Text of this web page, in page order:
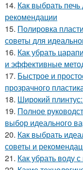
14. Как выбрать
рекомендации
15. Полировка
советы для
16. Как убрать
и эффективные
17. Быстрое и
прозрачного
18. Широкий
19. Полное
выбор идеального
20. Как выбрать
советы и
21. Как убрать воду